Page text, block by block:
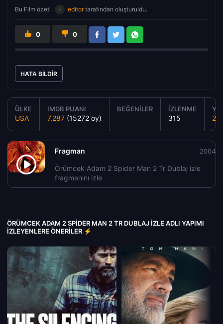
Bu Film özeti editortarafından oluşturuldu.
0 0
HATA BILDIR
ÜLKE
USA
IMDB PUANI
7.287 (15272 oy)
BEĞENILER İZLENME
315
Fragman
Örümcek Adam 2 Spider Man 2 Tr Dublaj izle
fragmanını izle
2004
ÖRÜMCEK ADAM 2 SPIDER MAN 2 TR DUBLAJ IZLE ADLI YAPIMI
İZLEYENLERE ÖNERILER ⚡